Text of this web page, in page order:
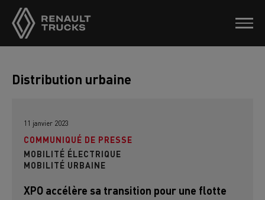
Distribution urbaine
11 janvier 2023
COMMUNIQUÉ DE PRESSE
MOBILITÉ ÉLECTRIQUE
MOBILITÉ URBAINE
XPO accélère sa transition pour une flotte